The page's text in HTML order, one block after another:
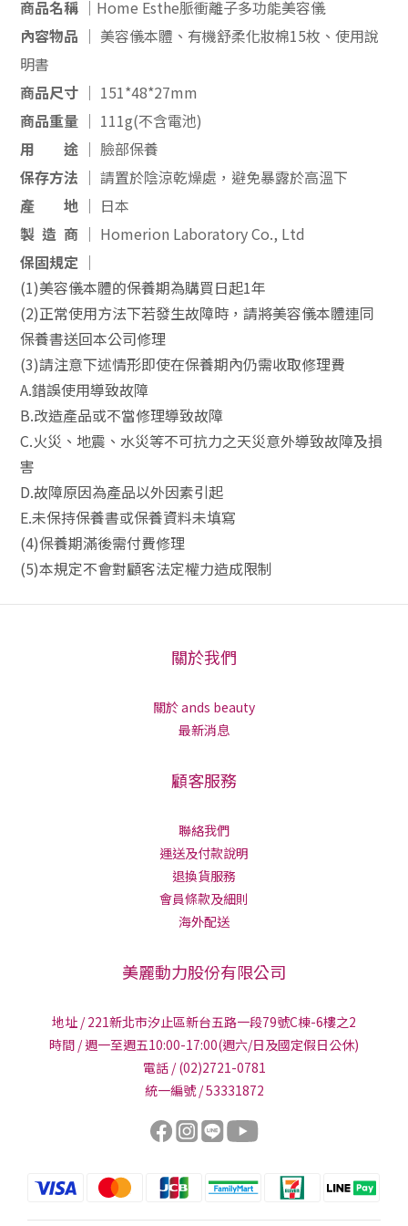
商品名稱 │ Home Esthe脈衝離子多功能美容儀
內容物品 │ 美容儀本體、有機舒柔化妝棉15枚、使用說
明書
商品尺寸 │ 151*48*27mm
商品重量 │ 111g(不含電池)
用 途 │ 臉部保養
保存方法 │ 請置於陰涼乾燥處，避免暴露於高溫下
產 地 │ 日本
製 造 商 │ Homerion Laboratory Co., Ltd
保固規定 │
(1)美容儀本體的保養期為購買日起1年
(2)正常使用方法下若發生故障時，請將美容儀本體連同
保養書送回本公司修理
(3)請注意下述情形即使在保養期內仍需收取修理費
A.錯誤使用導致故障
B.改造產品或不當修理導致故障
C.火災、地震、水災等不可抗力之天災意外導致故障及損
害
D.故障原因為產品以外因素引起
E.未保持保養書或保養資料未填寫
(4)保養期滿後需付費修理
(5)本規定不會對顧客法定權力造成限制
關於我們
關於 ands beauty
最新消息
顧客服務
聯絡我們
運送及付款說明
退換貨服務
會員條款及細則
海外配送
美麗動力股份有限公司
地址 / 221新北市汐止區新台五路一段79號C棟-6樓之2
時間 / 週一至週五10:00-17:00(週六/日及國定假日公休)
電話 / (02)2721-0781
統一編號 / 53331872